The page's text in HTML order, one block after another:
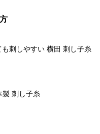
刺しやすい 横田 刺し子糸
刺し子糸